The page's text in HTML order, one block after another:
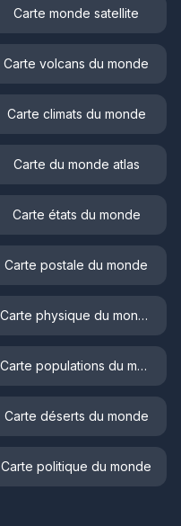
Carte monde satellite
Carte volcans du monde
Carte climats du monde
Carte du monde atlas
Carte états du monde
Carte postale du monde
Carte physique du monde
Carte populations du monde
Carte déserts du monde
Carte politique du monde